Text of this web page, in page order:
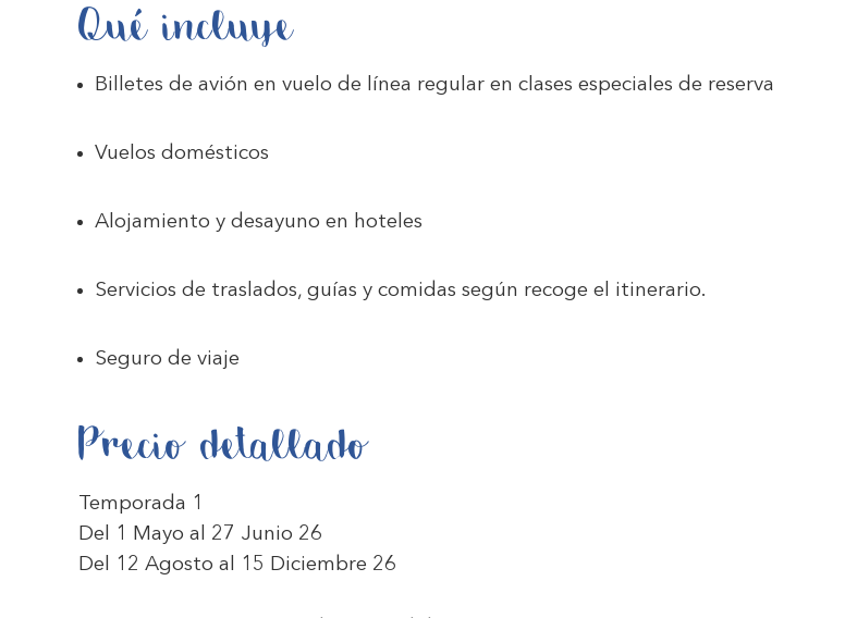
Qué incluye
Billetes de avión en vuelo de línea regular en clases especiales de reserva
Vuelos domésticos
Alojamiento y desayuno en hoteles
Servicios de traslados, guías y comidas según recoge el itinerario.
Seguro de viaje
Precio detallado
Temporada 1
Del 1 Mayo al 27 Junio 26
Del 12 Agosto al 15 Diciembre 26